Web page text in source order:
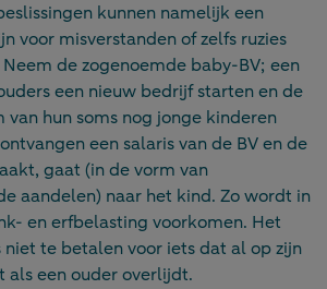
kunnen namelijk een
voor misverstanden of zelfs ruzies
de zogenoemde baby-BV; een
een nieuw bedrijf starten en de
van hun soms nog jonge kinderen
een salaris van de BV en de
gaat (in de vorm van
aandelen) naar het kind. Zo wordt in
en erfbelasting voorkomen. Het
te betalen voor iets dat al op zijn
als een ouder overlijdt.